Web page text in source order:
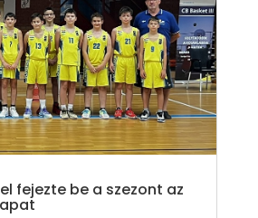
fejezte be a szezont az